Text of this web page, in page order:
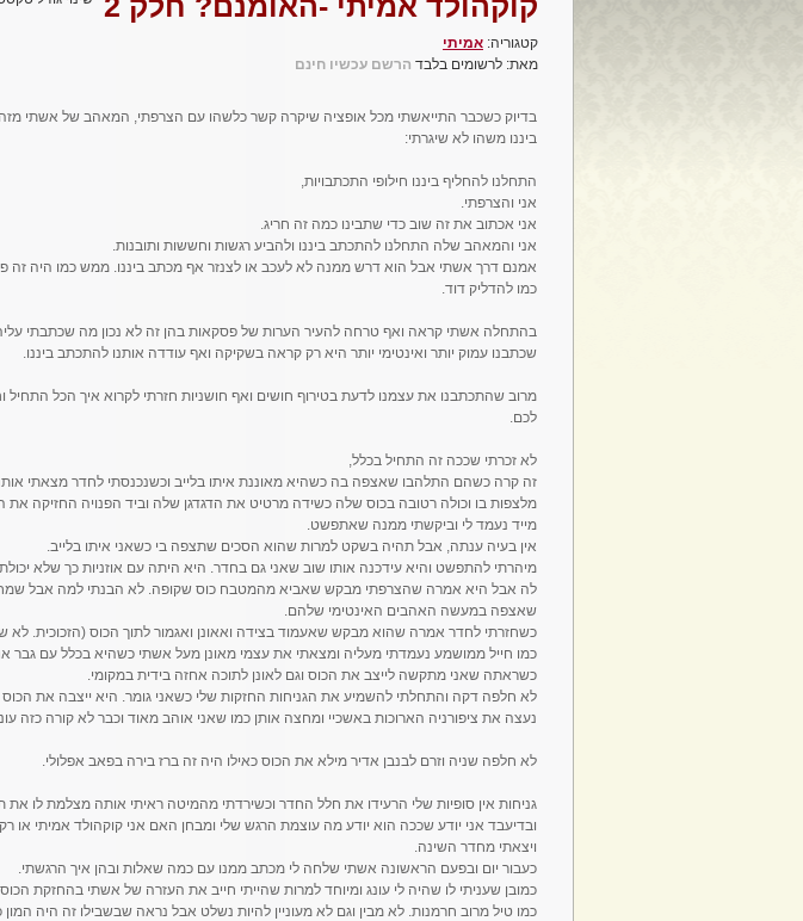
קטגוריה: אמיתי
מאת: לרשומים בלבד הרשם עכשיו חינם
בדיוק כשכבר התייאשתי מכל אופציה שיקרה קשר כלשהו עם הצרפתי, המאהב של אשתי
ביננו משהו לא שיגרתי:
התחלנו להחליף ביננו חילופי התכתבויות,
אני והצרפתי.
אני אכתוב את זה שוב כדי שתבינו כמה זה חריג.
אני והמאהב שלה התחלנו להתכתב ביננו ולהביע רגשות וחששות ותובנות.
אמנם דרך אשתי אבל הוא דרש ממנה לא לעכב או לצנזר אף מכתב ביננו. ממש כמו היה זה
כמו להדליק דוד.
בהתחלה אשתי קראה ואף טרחה להעיר הערות של פסקאות בהן זה לא נכון מה שכתבתי
שכתבנו עמוק יותר ואינטימי יותר היא רק קראה בשקיקה ואף עודדה אותנו להתכתב ביננו.
מרוב שהתכתבנו את עצמנו לדעת בטירוף חושים ואף חושניות חזרתי לקרוא איך הכל התחיל
לכם.
לא זכרתי שככה זה התחיל בכלל,
זה קרה כשהם התלהבו שאצפה בה כשהיא מאוננת איתו בלייב וכשנכנסתי לחדר מצאתי
מלצפות בו וכולה רטובה בכוס שלה כשידה מרטיט את הדגדגן שלה וביד הפנויה החזיקה את
מייד נעמד לי וביקשתי ממנה שאתפשט.
אין בעיה ענתה, אבל תהיה בשקט למרות שהוא הסכים שתצפה בי כשאני איתו בלייב.
מיהרתי להתפשט והיא עידכנה אותו שוב שאני גם בחדר. היא היתה עם אוזניות כך שלא
לה אבל היא אמרה שהצרפתי מבקש שאביא מהמטבח כוס שקופה. לא הבנתי למה אבל
שאצפה במעשה האהבים האינטימי שלהם.
כשחזרתי לחדר אמרה שהוא מבקש שאעמוד בצידה ואאונן ואגמור לתוך הכוס (הזכוכית. לא
כמו חייל ממושמע נעמדתי מעליה ומצאתי את עצמי מאונן מעל אשתי כשהיא בכלל עם גבר
כשראתה שאני מתקשה לייצב את הכוס וגם לאונן לתוכה אחזה בידית במקומי.
לא חלפה דקה והתחלתי להשמיע את הגניחות החזקות שלי כשאני גומר. היא ייצבה את הכוס
נעצה את ציפורניה הארוכות באשכיי ומחצה אותן כמו שאני אוהב מאוד וכבר לא קורה כזה עונג
לא חלפה שניה וזרם לבנבן אדיר מילא את הכוס כאילו היה זה ברז בירה בפאב אפלולי.
גניחות אין סופיות שלי הרעידו את חלל החדר וכשירדתי מהמיטה ראיתי אותה מצלמת לו את
ובדיעבד אני יודע שככה הוא יודע מה עוצמת הרגש שלי ומבחן האם אני קוקהולד אמיתי או
ויצאתי מחדר השינה.
כעבור יום ובפעם הראשונה אשתי שלחה לי מכתב ממנו עם כמה שאלות ובהן איך הרגשתי.
כמובן שעניתי לו שהיה לי עונג ומיוחד למרות שהייתי חייב את העזרה של אשתי בהחזקת הכוס
כמו טיל מרוב חרמנות. לא מבין וגם לא מעוניין להיות נשלט אבל נראה שבשבילו זה היה